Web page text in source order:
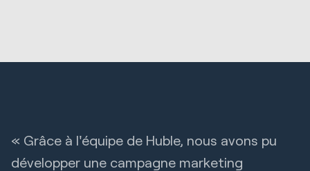
« Grâce à l'équipe de Huble, nous avons pu
développer une campagne marketing